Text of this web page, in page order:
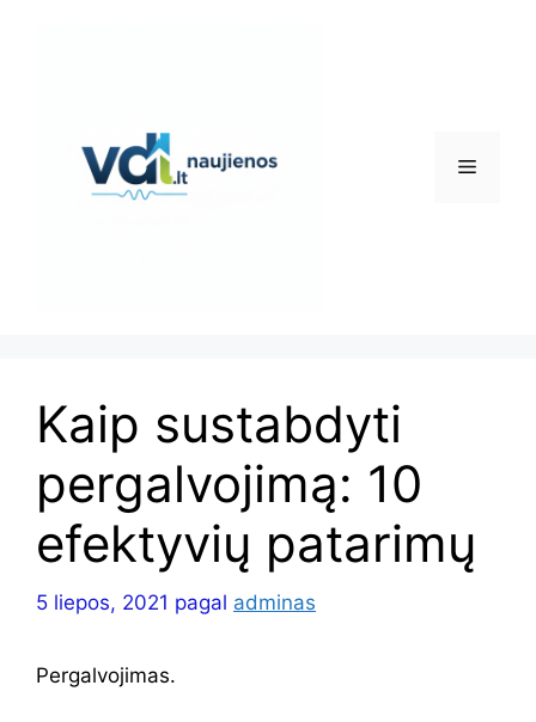
Meniu
Kaip sustabdyti
pergalvojimą: 10
efektyvių patarimų
5 liepos, 2021 pagal adminas
Pergalvojimas.